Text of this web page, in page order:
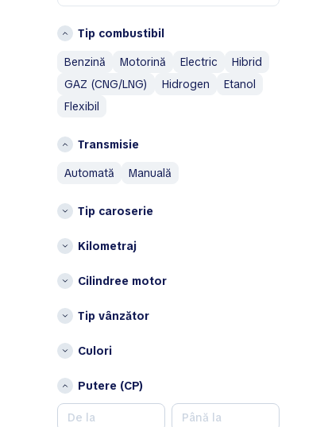
H
Honda
Hummer
Ineos
IVECO
Jaguar
Jeep
KTM
Land Rover
Leapmotor
B
Bistrița-Năsăud
Brașov
C
Constanţa
G
Ialomița
J
Județul Alba
Județul Brăila
Județul Buzău
Județul Dolj
Județul Giurgiu
Tip combustibil
Benzină
Motorină Electric
Hibrid
GAZ (CNG/LNG)
Hidrogen
Etanol
Flexibil
Transmisie
automată
manuală
Tip caroserie
Kilometraj
Cilindree motor
Tip vânzător
Culori
Putere (CP)